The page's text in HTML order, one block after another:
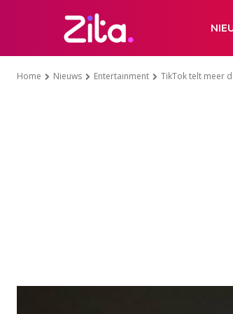
Home Nieuws Entertainment TikTok telt meer